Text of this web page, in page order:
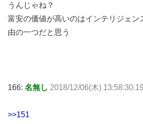
うんじゃね？
富安の価値が高いのはインテリジェン
由の一つだと思う
166: 名無し 2018/12/06(木)
>>151